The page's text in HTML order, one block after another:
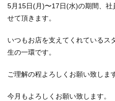
5月15日(月)〜17日(水)の期間、社
せて頂きます。
いつもお店を支えてくれているス
生の一環です。
ご理解の程よろしくお願い致しま
今月もよろしくお願い致します。